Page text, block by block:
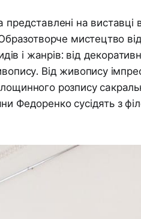
на виставці
мистецтво
і жанрів: від
Від живопису
розпису
Федоренко сусідять з